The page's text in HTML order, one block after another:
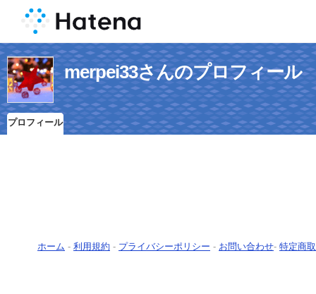
merpei33さんのプロフィール
プロフィール
ホーム - 利用規約 - プライバシーポリシー - お問い合わせ- 特定商